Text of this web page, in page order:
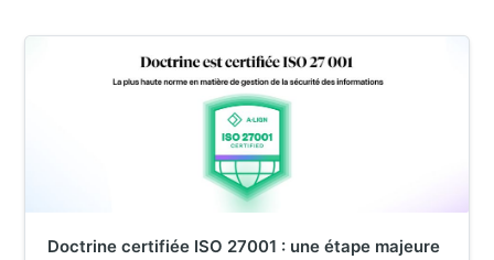
Doctrine certifiée ISO 27001 : une étape majeure